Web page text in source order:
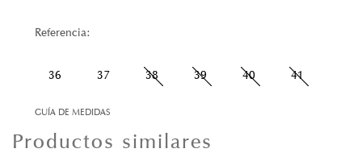
Referencia:
36 37 38 39 40 41
GUÍA DE MEDIDAS
Productos similares